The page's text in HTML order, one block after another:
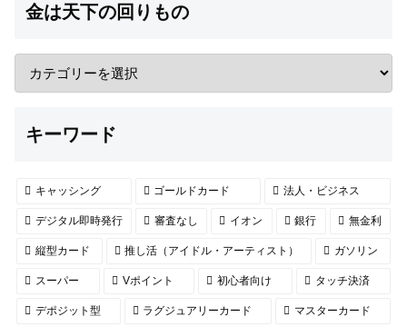
金は天下の回りもの
キーワード
キャッシング ゴールドカード 法人・ビジネス
デジタル即時発行 審査なし イオン 銀行 無金利
縦型カード 推し活（アイドル・アーティスト） ガソリン
スーパー Vポイント 初心者向け タッチ決済
デポジット型 ラグジュアリーカード マスターカード